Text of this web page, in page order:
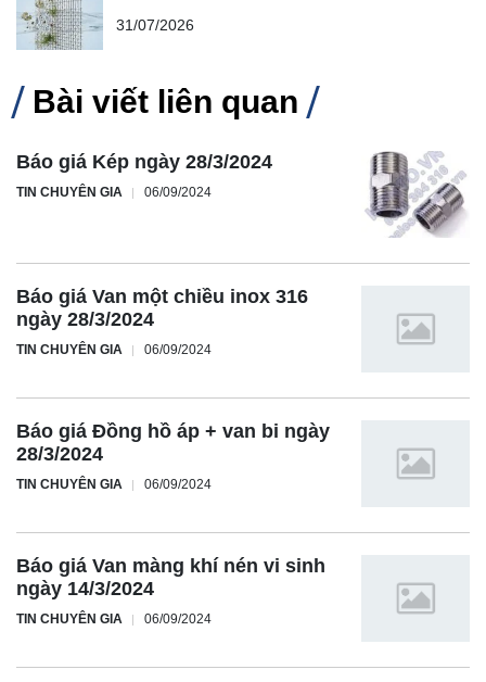
31/07/2026
Bài viết liên quan
Báo giá Kép ngày 28/3/2024
TIN CHUYÊN GIA 06/09/2024
Báo giá Van một chiều inox 316
ngày 28/3/2024
TIN CHUYÊN GIA 06/09/2024
Báo giá Đồng hồ áp + van bi ngày
28/3/2024
TIN CHUYÊN GIA 06/09/2024
Báo giá Van màng khí nén vi sinh
ngày 14/3/2024
TIN CHUYÊN GIA 06/09/2024